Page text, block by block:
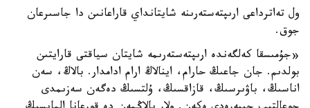
ول تەاترداعى ارىپتەستەرىنە شايتانداي قاراعانىن دا جاسىرعان
جوق.
«جۇمىسقا كەلگەندە ارىپتەستەرىمە شايتان سياقتى قارايتىن
بولدىم. جان جاعىڭ حارام، اينالاڭ ارام ادامدار. بالاڭ، سەن
اناسىڭ، باۋىرسىڭ، قازاقسىڭ، ۇلتسىڭ دەگەن سەزىمدى